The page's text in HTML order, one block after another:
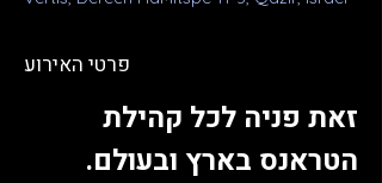
פרטי האירוע
זאת פניה לכל קהילת
הטראנס בארץ ובעולם.